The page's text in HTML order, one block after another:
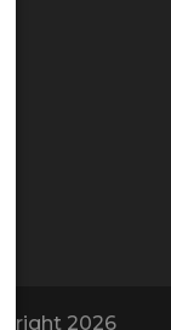
2026